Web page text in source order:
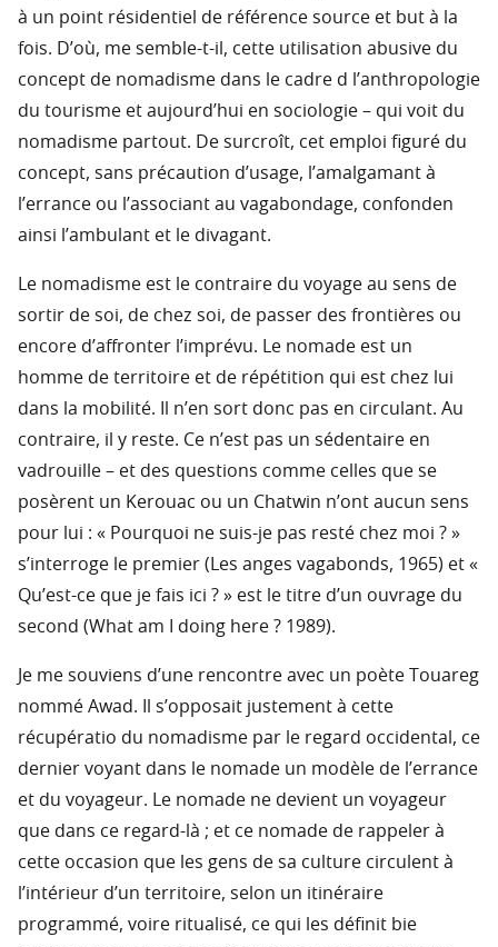
à un point résidentiel de référence source et but à la
fois. D’où, me semble-t-il, cette utilisation abusive du
concept de nomadisme dans le cadre d l’anthropologie
du tourisme et aujourd’hui en sociologie – qui voit du
nomadisme partout. De surcroît, cet emploi figuré du
concept, sans précaution d’usage, l’amalgamant à
l’errance ou l’associant au vagabondage, confonden
ainsi l’ambulant et le divagant.
Le nomadisme est le contraire du voyage au sens de
sortir de soi, de chez soi, de passer des frontières ou
encore d’affronter l’imprévu. Le nomade est un
homme de territoire et de répétition qui est chez lui
dans la mobilité. Il n’en sort donc pas en circulant. Au
contraire, il y reste. Ce n’est pas un sédentaire en
vadrouille – et des questions comme celles que se
posèrent un Kerouac ou un Chatwin n’ont aucun sens
pour lui : « Pourquoi ne suis-je pas resté chez moi ? »
s’interroge le premier (Les anges vagabonds, 1965) et «
Qu’est-ce que je fais ici ? » est le titre d’un ouvrage du
second (What am I doing here ? 1989).
Je me souviens d’une rencontre avec un poète Touareg
nommé Awad. Il s’opposait justement à cette
récupératio du nomadisme par le regard occidental, ce
dernier voyant dans le nomade un modèle de l’errance
et du voyageur. Le nomade ne devient un voyageur
que dans ce regard-là ; et ce nomade de rappeler à
cette occasion que les gens de sa culture circulent à
l’intérieur d’un territoire, selon un itinéraire
programmé, voire ritualisé, ce qui les définit bie